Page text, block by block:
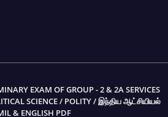
EXAM OF GROUP - 2 & 2A SERVICES
SCIENCE / POLITY / இந்திய ஆட்சியியல்
& ENGLISH PDF